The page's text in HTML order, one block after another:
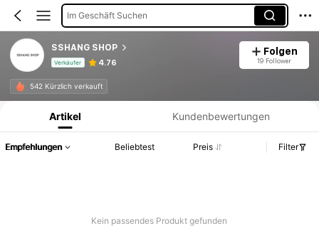
Im Geschäft Suchen
SSHANG SHOP
Verkäufer 4.76
Folgen
19 Follower
542 Kürzlich verkauft
Produktinformation: Preisangabe, Verkaufs- und Lagerbestandsdetails.
Artikel Kundenbewertungen
Empfehlungen Beliebtest Preis Filter
Kein passendes Produkt gefunden